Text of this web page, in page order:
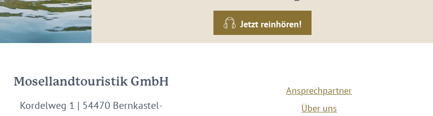
Jetzt reinhören!
Mosellandtouristik GmbH
Kordelweg 1 | 54470 Bernkastel-
Ansprechpartner
Über uns